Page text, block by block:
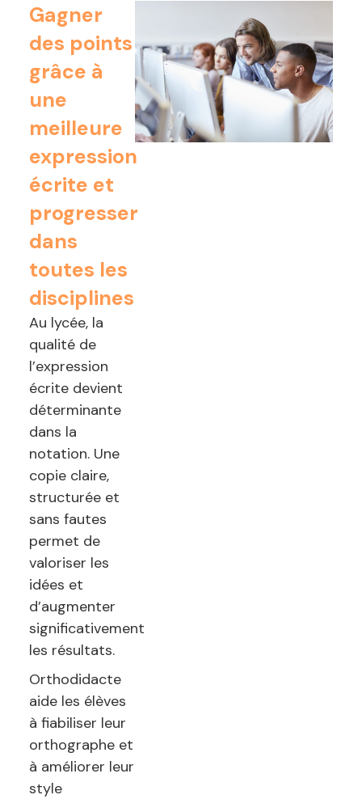
Gagner
des points
grâce à
une
meilleure
expression
écrite et
progresser
dans
toutes les
disciplines
Au lycée, la
qualité de
l’expression
écrite devient
déterminante
dans la
notation. Une
copie claire,
structurée et
sans fautes
permet de
valoriser les
idées et
d’augmenter
significativement
les résultats.
Orthodidacte
aide les élèves
à fiabiliser leur
orthographe et
à améliorer leur
style